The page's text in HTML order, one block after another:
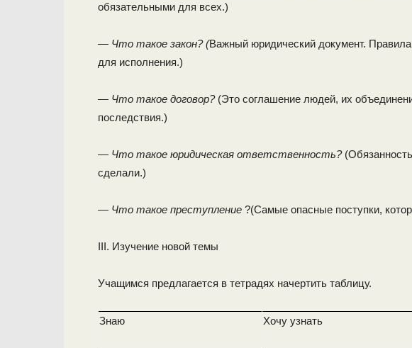
обязательными для всех.)
— Что такое закон? (Важный юридический документ.
для исполнения.)
— Что такое договор? (Это соглашение людей, их
последствия.)
— Что такое юридическая ответственность?
сделали.)
— Что такое преступление ?(Самые опасные поступки,
III. Изучение новой темы
Учащимся предлагается в тетрадях начертить таблицу.
Знаю Хочу узнать